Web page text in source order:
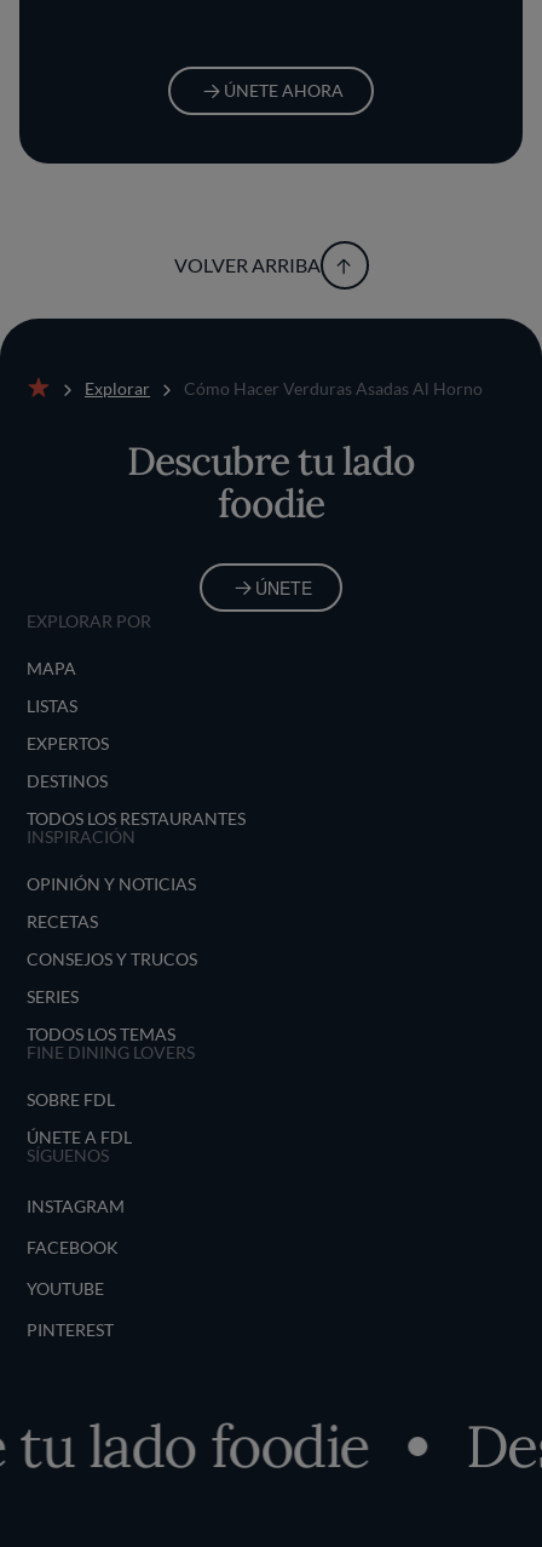
ÚNETE AHORA
VOLVER ARRIBA
Explorar Cómo Hacer Verduras Asadas Al Horno
Descubre tu lado
foodie
ÚNETE
EXPLORAR POR
MAPA
LISTAS
EXPERTOS
DESTINOS
TODOS LOS RESTAURANTES
INSPIRACIÓN
OPINIÓN Y NOTICIAS
RECETAS
CONSEJOS Y TRUCOS
SERIES
TODOS LOS TEMAS
FINE DINING LOVERS
SOBRE FDL
ÚNETE A FDL
SÍGUENOS
INSTAGRAM
FACEBOOK
YOUTUBE
PINTEREST
lado foodie